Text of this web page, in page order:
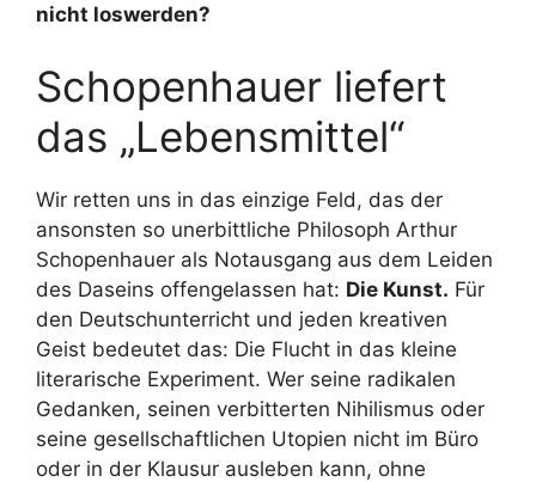
nicht loswerden?
Schopenhauer liefert
das „Lebensmittel“
Wir retten uns in das einzige Feld, das der
ansonsten so unerbittliche Philosoph Arthur
Schopenhauer als Notausgang aus dem Leiden
des Daseins offengelassen hat: Die Kunst. Für
den Deutschunterricht und jeden kreativen
Geist bedeutet das: Die Flucht in das kleine
literarische Experiment. Wer seine radikalen
Gedanken, seinen verbitterten Nihilismus oder
seine gesellschaftlichen Utopien nicht im Büro
oder in der Klausur ausleben kann, ohne